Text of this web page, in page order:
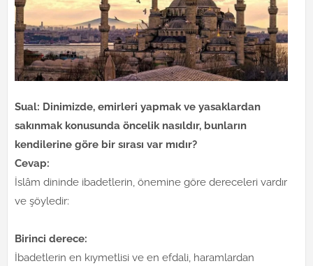
Sual: Dinimizde, emirleri yapmak ve yasaklardan
sakınmak konusunda öncelik nasıldır, bunların
kendilerine göre bir sırası var mıdır?
Cevap:
İslâm dininde ibadetlerin, önemine göre dereceleri vardır
ve şöyledir:
Birinci derece:
İbadetlerin en kıymetlisi ve en efdali, haramlardan